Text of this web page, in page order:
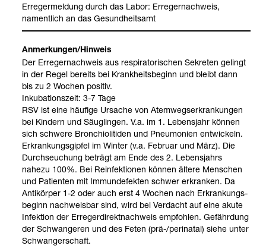
Erre­ger­mel­dung durch das Labor: Erre­ger­nach­weis,
nament­lich an das Gesund­heits­amt
Anmer­kun­gen/Hin­weis
Der Erre­ger­nach­weis aus respi­ra­to­ri­schen Sekre­ten gelingt
in der Regel bereits bei Krank­heits­be­ginn und bleibt dann
bis zu 2 Wochen posi­tiv.
Inku­ba­ti­ons­zeit: 3-7 Tage
RSV ist eine häu­fige Ursa­che von Atem­wegs­er­kran­kun­gen
bei Kin­dern und Säug­lin­gen. V.a. im 1. Lebens­jahr kön­nen
sich schwere Bron­chio­li­ti­den und Pneu­mo­nien ent­wi­ckeln.
Erkran­kungs­gip­fel im Win­ter (v.a. Februar und März). Die
Durch­seu­chung beträgt am Ende des 2. Lebens­jahrs
nahezu 100%. Bei Reinfek­tio­nen kön­nen ältere Men­schen
und Pati­en­ten mit Immun­de­fek­ten schwer erkran­ken. Da
Anti­kör­per 1-2 oder auch erst 4 Wochen nach Erkran­kungs­
be­ginn nach­weis­bar sind, wird bei Ver­dacht auf eine akute
Infek­tion der Erre­ger­di­rekt­nach­weis emp­foh­len. Gefähr­dung
der Schwan­ge­ren und des Feten (prä-​/peri­na­tal) siehe unter
Schwan­ger­schaft.